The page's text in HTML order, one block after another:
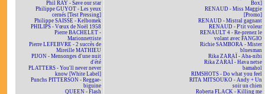
Phil RAY - Save our star
Philippe GUYOT - Les yeux
cernés [Test Pressing]
Philippe SAISSE - Kelbomek
PHILIPS - Vœux de Noël 1958
Pierre BACHELET -
Marionnettiste
Pierre LEFEBVRE - 2 succès de
Mireille MATHIEU
PIJON - Mensonges d'une nuit
d'été
PLATTERS - You'll never never
know [White Label]
Punchs PITTERSON - Reggae-
biguine
QUEEN - Flash
Box]
RENAUD - Miss Maggie
[Promo]
RENAUD - Mistral gagnant
RENAUD - P'tit voleur
RENAULT 4 - Re-prenez le
volant avec FANGIO
Richie SAMBORA - Mister
bluesman
Rika ZARAÏ - Aba-nibi
Rika ZARAÏ - Hava netse
bamahol
RIMSHOTS - Do what you feel
RITA MITSOUKO - Andy + Un
soir un chien
Roberta FLACK - Killing me